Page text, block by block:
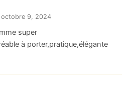
octobre 9, 2024
super
à porter,pratique,élégante